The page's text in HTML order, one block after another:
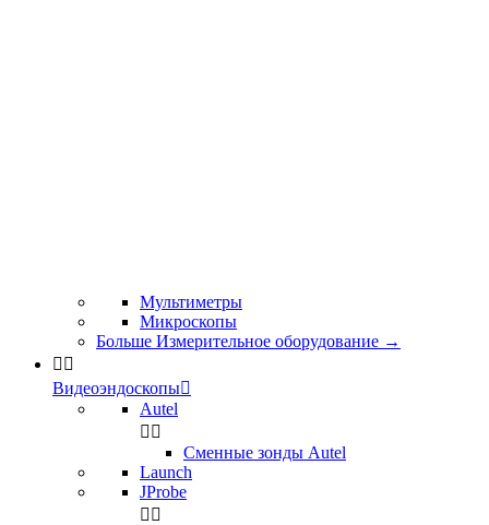
Мультиметры
Микроскопы
Больше Измерительное оборудование →
 
Видеоэндоскопы
Autel
 
Сменные зонды Autel
Launch
JProbe
 